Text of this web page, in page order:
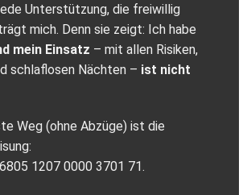
Unterstützung, die freiwillig
mich. Denn sie zeigt: Ich habe
mein Einsatz – mit allen Risiken,
schlaflosen Nächten – ist nicht
Weg (ohne Abzüge) ist die
6805 1207 0000 3701 71.